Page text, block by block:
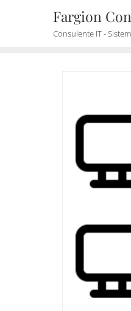
Fargion
Consulente IT -